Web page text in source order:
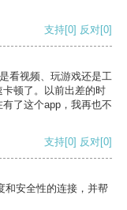
支持[0] 反对[0]
看视频、玩游戏还是工
顿了。以前出差的时
了这个app，我再也不
支持[0] 反对[0]
和安全性的连接，并帮